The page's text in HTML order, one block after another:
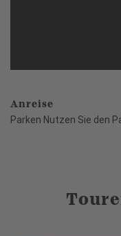
Anreise
Parken Nutzen Sie den